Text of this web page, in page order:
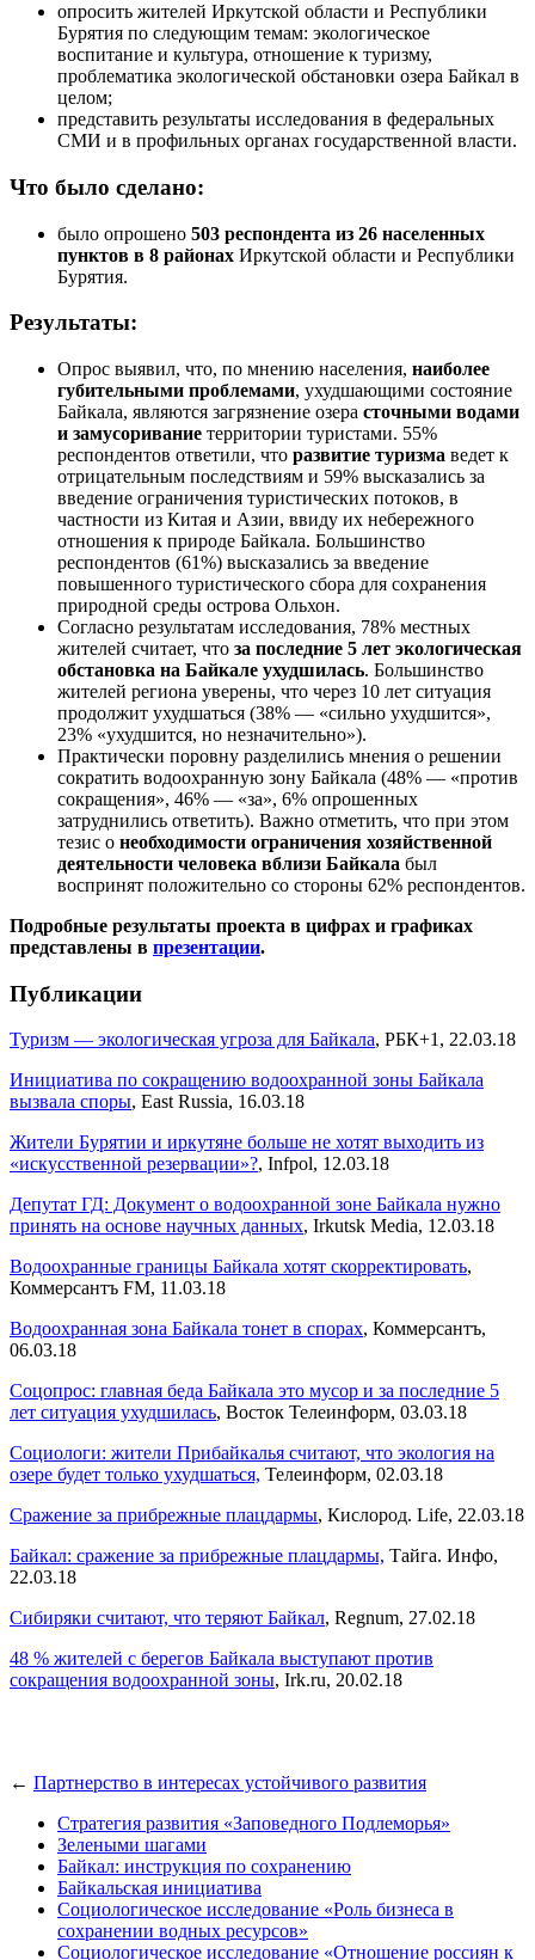
опросить жителей Иркутской области и Республики
Бурятия по следующим темам: экологическое
воспитание и культура, отношение к туризму,
проблематика экологической обстановки озера Байкал в
целом;
представить результаты исследования в федеральных
СМИ и в профильных органах государственной власти.
Что было сделано:
было опрошено 503 респондента из 26 населенных
пунктов в 8 районах Иркутской области и Республики
Бурятия.
Результаты:
Опрос выявил, что, по мнению населения, наиболее
губительными проблемами, ухудшающими состояние
Байкала, являются загрязнение озера сточными водами
и замусоривание территории туристами. 55%
респондентов ответили, что развитие туризма ведет к
отрицательным последствиям и 59% высказались за
введение ограничения туристических потоков, в
частности из Китая и Азии, ввиду их небережного
отношения к природе Байкала. Большинство
респондентов (61%) высказались за введение
повышенного туристического сбора для сохранения
природной среды острова Ольхон.
Согласно результатам исследования, 78% местных
жителей считает, что за последние 5 лет экологическая
обстановка на Байкале ухудшилась. Большинство
жителей региона уверены, что через 10 лет ситуация
продолжит ухудшаться (38% — «сильно ухудшится»,
23% «ухудшится, но незначительно»).
Практически поровну разделились мнения о решении
сократить водоохранную зону Байкала (48% — «против
сокращения», 46% — «за», 6% опрошенных
затруднились ответить). Важно отметить, что при этом
тезис о необходимости ограничения хозяйственной
деятельности человека вблизи Байкала был
воспринят положительно со стороны 62% респондентов.
Подробные результаты проекта в цифрах и графиках
представлены в презентации.
Публикации
Туризм — экологическая угроза для Байкала, РБК+1, 22.03.18
Инициатива по сокращению водоохранной зоны Байкала
вызвала споры, East Russia, 16.03.18
Жители Бурятии и иркутяне больше не хотят выходить из
«искусственной резервации»?, Infpol, 12.03.18
Депутат ГД: Документ о водоохранной зоне Байкала нужно
принять на основе научных данных, Irkutsk Media, 12.03.18
Водоохранные границы Байкала хотят скорректировать,
Коммерсантъ FM, 11.03.18
Водоохранная зона Байкала тонет в спорах, Коммерсантъ,
06.03.18
Соцопрос: главная беда Байкала это мусор и за последние 5
лет ситуация ухудшилась, Восток Телеинформ, 03.03.18
Социологи: жители Прибайкалья считают, что экология на
озере будет только ухудшаться, Телеинформ, 02.03.18
Сражение за прибрежные плацдармы, Кислород. Life, 22.03.18
Байкал: сражение за прибрежные плацдармы, Тайга. Инфо,
22.03.18
Сибиряки считают, что теряют Байкал, Regnum, 27.02.18
48 % жителей с берегов Байкала выступают против
сокращения водоохранной зоны, Irk.ru, 20.02.18
← Партнерство в интересах устойчивого развития
Стратегия развития «Заповедного Подлеморья»
Зелеными шагами
Байкал: инструкция по сохранению
Байкальская инициатива
Социологическое исследование «Роль бизнеса в
сохранении водных ресурсов»
Социологическое исследование «Отношение россиян к